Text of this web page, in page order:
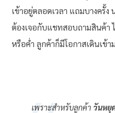
เข้าอยู่ตลอดเวลา แถมบางครั้
ต้องเจอกับแชทสอบถามสินค้า
หรือค่ำ ลูกค้าก็มีโอกาสเดินเข้า
เพราะสำหรับลูกค้าวันหยุ